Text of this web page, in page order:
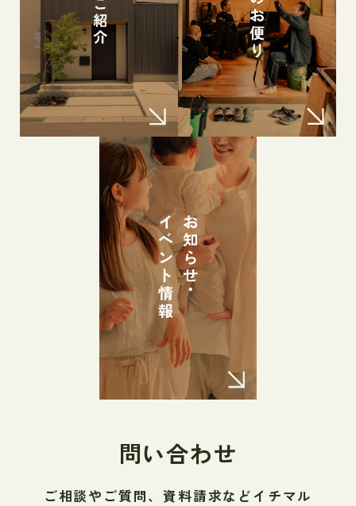
問い合わせ
ご相談やご質問、資料請求などイチマル